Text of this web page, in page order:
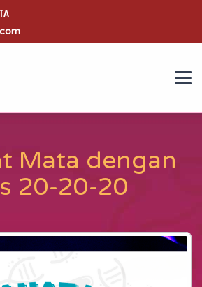
Mata dengan
20-20-20